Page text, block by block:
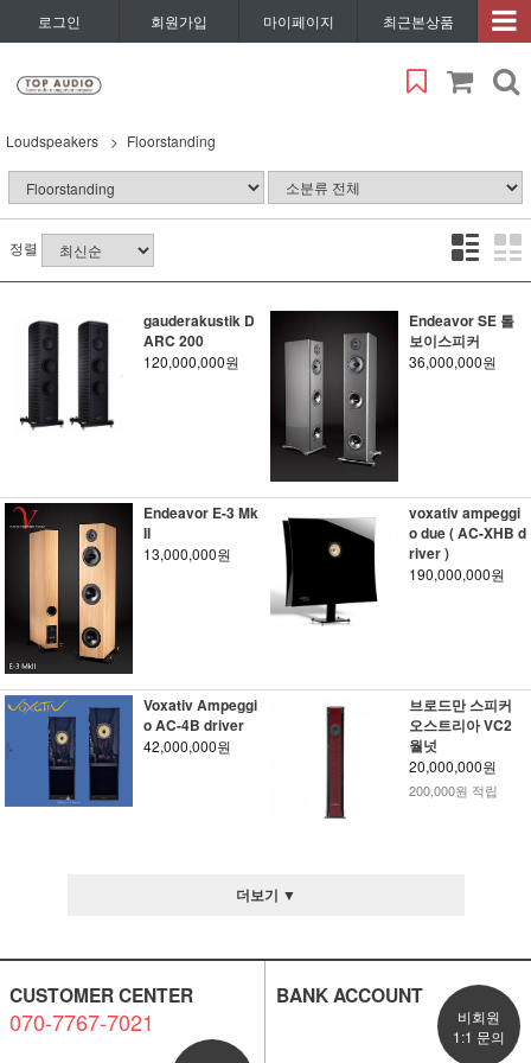
로그인 회원가입 마이페이지 최근본상품
Loudspeakers Floorstanding
정렬
gauderakustik D
ARC 200
120,000,000원
Endeavor SE 톨
보이스피커
36,000,000원
Endeavor E-3 Mk
II
13,000,000원
voxativ ampeggi
o due ( AC-XHB d
river )
190,000,000원
Voxativ Ampeggi
o AC-4B driver
42,000,000원
브로드만 스피커
오스트리아 VC2
월넛
20,000,000원
200,000원 적립
더보기 ▼
CUSTOMER CENTER
070-7767-7021
BANK ACCOUNT
비회원
1:1 문의